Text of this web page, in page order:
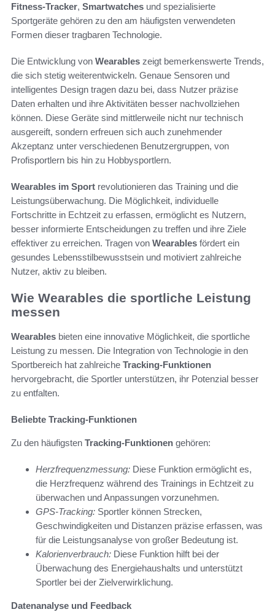
Fitness-Tracker, Smartwatches und spezialisierte
Sportgeräte gehören zu den am häufigsten verwendeten
Formen dieser tragbaren Technologie.
Die Entwicklung von Wearables zeigt bemerkenswerte Trends,
die sich stetig weiterentwickeln. Genaue Sensoren und
intelligentes Design tragen dazu bei, dass Nutzer präzise
Daten erhalten und ihre Aktivitäten besser nachvollziehen
können. Diese Geräte sind mittlerweile nicht nur technisch
ausgereift, sondern erfreuen sich auch zunehmender
Akzeptanz unter verschiedenen Benutzergruppen, von
Profisportlern bis hin zu Hobbysportlern.
Wearables im Sport revolutionieren das Training und die
Leistungsüberwachung. Die Möglichkeit, individuelle
Fortschritte in Echtzeit zu erfassen, ermöglicht es Nutzern,
besser informierte Entscheidungen zu treffen und ihre Ziele
effektiver zu erreichen. Tragen von Wearables fördert ein
gesundes Lebensstilbewusstsein und motiviert zahlreiche
Nutzer, aktiv zu bleiben.
Wie Wearables die sportliche Leistung
messen
Wearables bieten eine innovative Möglichkeit, die sportliche
Leistung zu messen. Die Integration von Technologie in den
Sportbereich hat zahlreiche Tracking-Funktionen
hervorgebracht, die Sportler unterstützen, ihr Potenzial besser
zu entfalten.
Beliebte Tracking-Funktionen
Zu den häufigsten Tracking-Funktionen gehören:
Herzfrequenzmessung: Diese Funktion ermöglicht es,
die Herzfrequenz während des Trainings in Echtzeit zu
überwachen und Anpassungen vorzunehmen.
GPS-Tracking: Sportler können Strecken,
Geschwindigkeiten und Distanzen präzise erfassen, was
für die Leistungsanalyse von großer Bedeutung ist.
Kalorienverbrauch: Diese Funktion hilft bei der
Überwachung des Energiehaushalts und unterstützt
Sportler bei der Zielverwirklichung.
Datenanalyse und Feedback